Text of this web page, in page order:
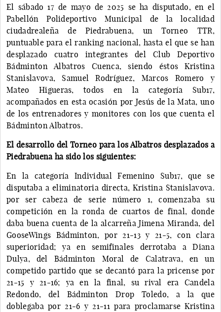
El sábado 17 de mayo de 2025 se ha disputado, en el
Pabellón Polideportivo Municipal de la localidad
ciudadrealeña de Piedrabuena, un Torneo TTR,
puntuable para el ranking nacional, hasta el que se han
desplazado cuatro integrantes del Club Deportivo
Bádminton Albatros Cuenca, siendo éstos Kristina
Stanislavova, Samuel Rodríguez, Marcos Romero y
Mateo Higueras, todos en la categoría Sub17,
acompañados en esta ocasión por Jesús de la Mata, uno
de los entrenadores y monitores con los que cuenta el
Bádminton Albatros.
El desarrollo del Torneo para los Albatros desplazados a
Piedrabuena ha sido los siguientes:
En la categoría Individual Femenino Sub17, que se
disputaba a eliminatoria directa, Kristina Stanislavova.
por ser cabeza de serie número 1, comenzaba su
competición en la ronda de cuartos de final, donde
daba buena cuenta de la alcarreña Jimena Miranda, del
GooseWings Bádminton, por 21-13 y 21-5, con clara
superioridad; ya en semifinales derrotaba a Diana
Dulya, del Bádminton Moral de Calatrava, en un
competido partido que se decantó para la pricense por
21-15 y 21-16; ya en la final, su rival era Candela
Redondo, del Bádminton Drop Toledo, a la que
doblegaba por 21-6 y 21-11 para proclamarse Kristina